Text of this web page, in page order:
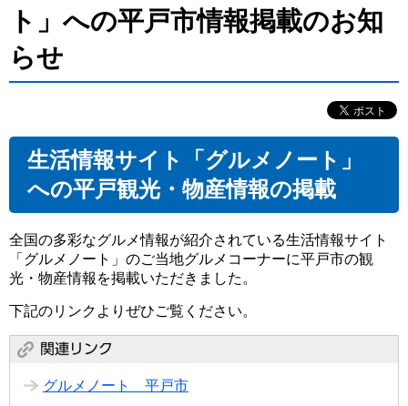
ト」への平戸市情報掲載のお知
らせ
生活情報サイト「グルメノート」
への平戸観光・物産情報の掲載
全国の多彩なグルメ情報が紹介されている生活情報サイト
「グルメノート」のご当地グルメコーナーに平戸市の観
光・物産情報を掲載いただきました。
下記のリンクよりぜひご覧ください。
グルメノート 平戸市